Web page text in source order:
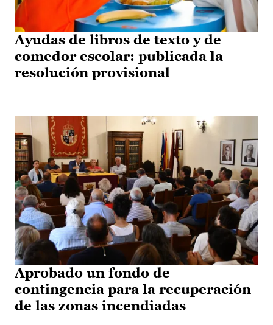
Ayudas de libros de texto y de
comedor escolar: publicada la
resolución provisional
Aprobado un fondo de
contingencia para la recuperación
de las zonas incendiadas